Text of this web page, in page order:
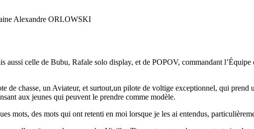
Alexandre ORLOWSKI
aussi celle de Bubu, Rafale solo display, et de POPOV, commandant
chasse, un Aviateur, et surtout,un pilote de voltige exceptionnel, qui prend
aux jeunes qui peuvent le prendre comme modèle.
mots, des mots qui ont retenti en moi lorsque je les ai entendus,